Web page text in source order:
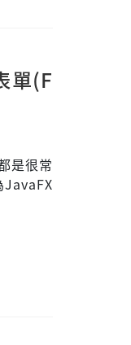
單(F
是很常
JavaFX